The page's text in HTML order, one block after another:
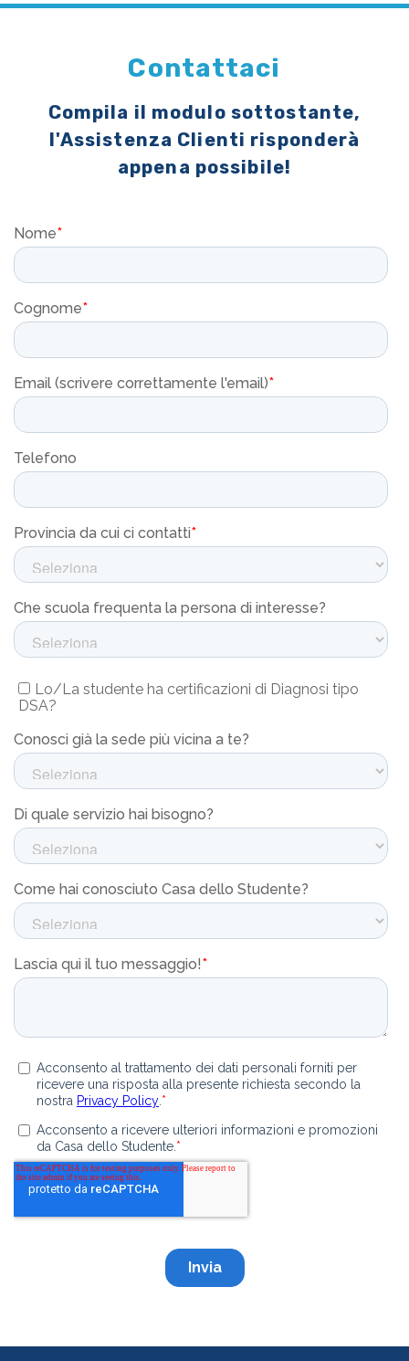
Contattaci
Compila il modulo sottostante,
l'Assistenza Clienti risponderà
appena possibile!